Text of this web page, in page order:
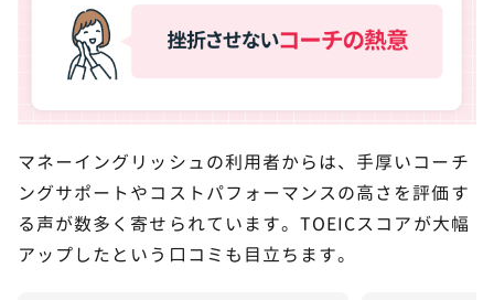
マネーイングリッシュの利用者からは、手厚いコーチ
ングサポートやコストパフォーマンスの高さを評価す
る声が数多く寄せられています。TOEICスコアが大幅
アップしたという口コミも目立ちます。